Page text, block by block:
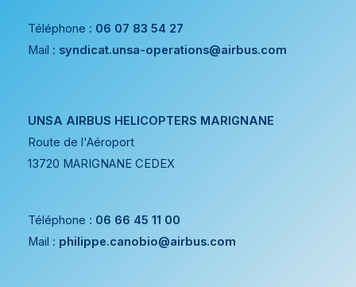
Téléphone : 06 07 83 54 27
Mail : syndicat.unsa-operations@airbus.com
UNSA AIRBUS HELICOPTERS MARIGNANE
Route de l'Aéroport
13720 MARIGNANE CEDEX
Téléphone : 06 66 45 11 00
Mail : philippe.canobio@airbus.com